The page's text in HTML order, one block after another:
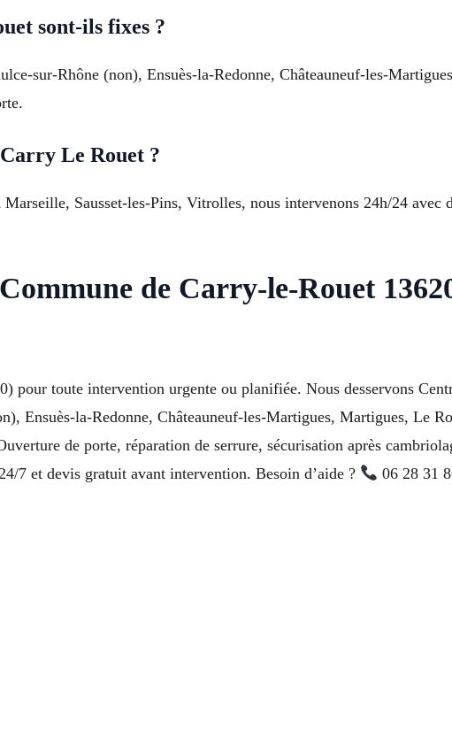
sont-ils fixes ?
sur-Rhône (non), Ensuès-la-Redonne, Châteauneuf-les-
Le Rouet ?
Sausset-les-Pins, Vitrolles, nous intervenons 24h/24 avec
de Carry-le-Rouet
pour toute intervention urgente ou planifiée. Nous desservons
Ensuès-la-Redonne, Châteauneuf-les-Martigues, Martigues, Le
de porte, réparation de serrure, sécurisation après
7 et devis gratuit avant intervention. Besoin d’aide ?
06 28 31